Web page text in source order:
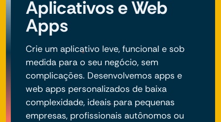
Aplicativos e Web
Apps
Crie um aplicativo leve, funcional e sob
medida para o seu negócio, sem
complicações. Desenvolvemos apps e
web apps personalizados de baixa
complexidade, ideais para pequenas
empresas, profissionais autônomos ou